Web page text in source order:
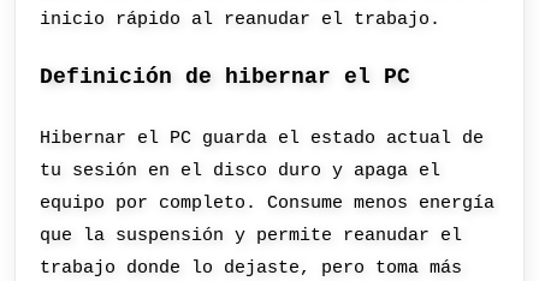
inicio rápido al reanudar el trabajo.
Definición de hibernar el PC
Hibernar el PC guarda el estado actual de
tu sesión en el disco duro y apaga el
equipo por completo. Consume menos energía
que la suspensión y permite reanudar el
trabajo donde lo dejaste, pero toma más